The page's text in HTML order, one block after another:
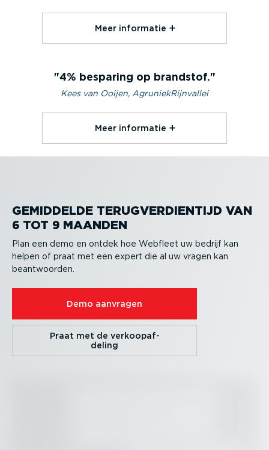
Meer informatie⁠
4% besparing op brandstof.
Kees van Ooijen, AgruniekRijnvallei
Meer informatie⁠
GEMIDDELDE TERUG­VER­DIENTIJD VAN
6 TOT 9 MAANDEN
Plan een demo en ontdek hoe Webfleet uw bedrijf kan
helpen of praat met een expert die al uw vragen kan
beant­woorden.
Demo aanvragen
Praat met de verkoop­af­
deling